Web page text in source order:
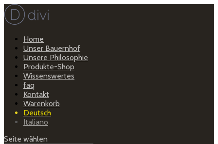
Home
Unser Bauernhof
Unsere Philosophie
Produkte-Shop
Wissenswertes
faq
Kontakt
Warenkorb
Deutsch
Italiano
Seite wählen